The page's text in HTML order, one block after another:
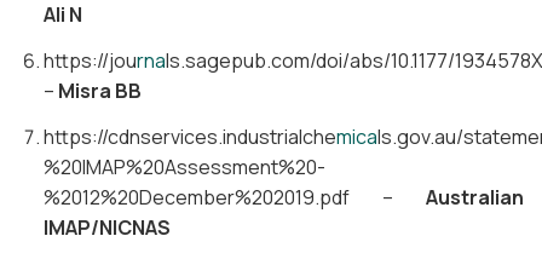
Ali N
https://journals.sagepub.com/doi/abs/10.1177/
– Misra BB
https://cdnservices.industrialchemicals.gov.au/
%20IMAP%20Assessment%20-
%2012%20December%202019.pdf – Australian
IMAP/NICNAS